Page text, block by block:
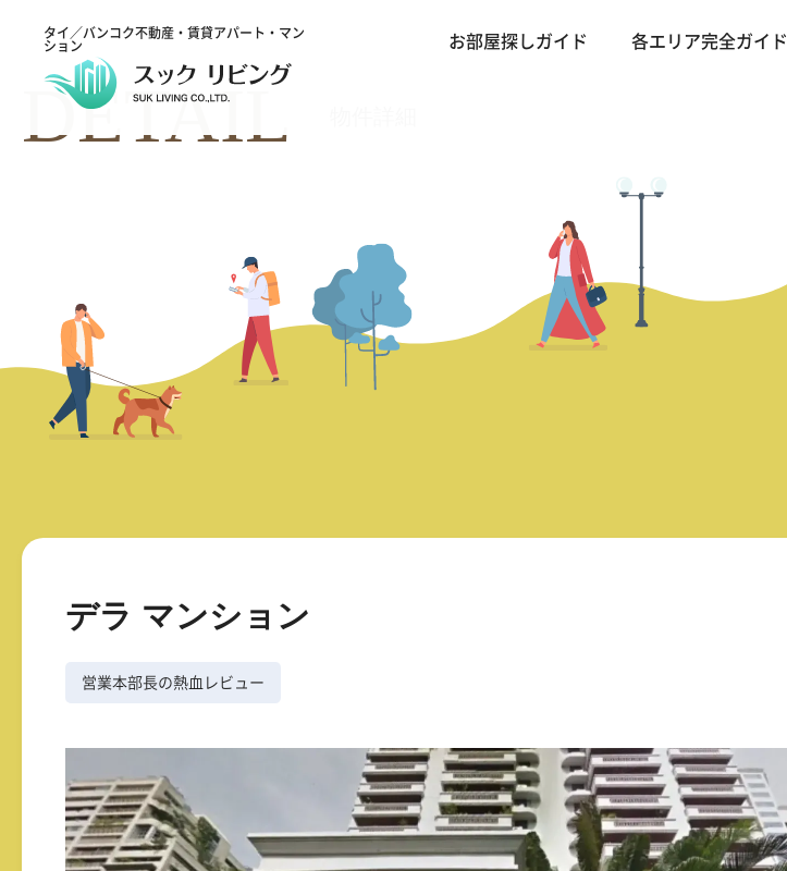
タイ／バンコク不動産・賃貸アパート・マン
ション
お部屋探しガイド 各エリア完全ガイド
DETAIL
デラ マンション
営業本部長の熱血レビュー